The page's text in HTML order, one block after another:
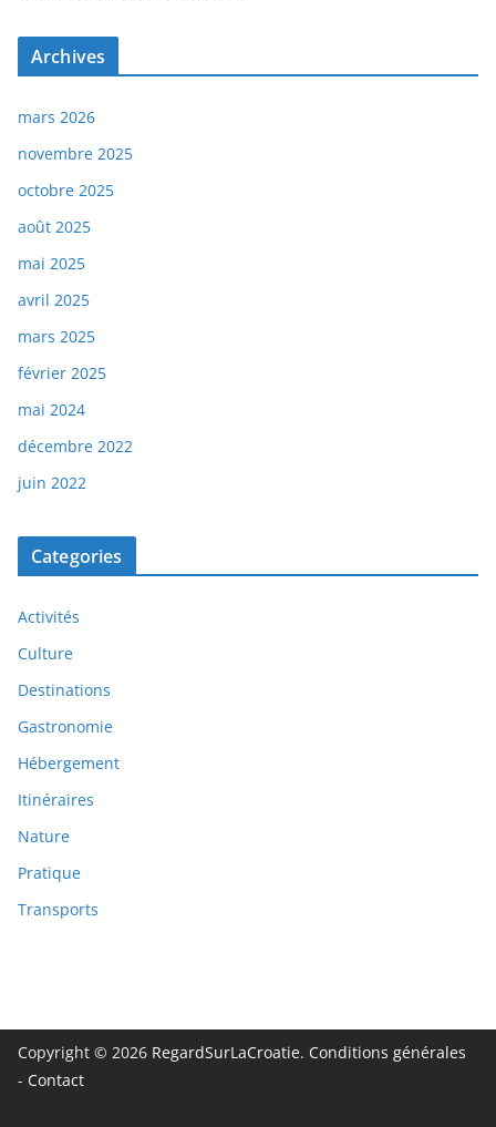
Archives
mars 2026
novembre 2025
octobre 2025
août 2025
mai 2025
avril 2025
mars 2025
février 2025
mai 2024
décembre 2022
juin 2022
Categories
Activités
Culture
Destinations
Gastronomie
Hébergement
Itinéraires
Nature
Pratique
Transports
Copyright © 2026 RegardSurLaCroatie. Conditions générales
- Contact